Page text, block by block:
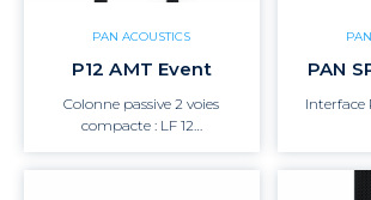
PAN ACOUSTICS
P12 AMT Event
Colonne passive 2 voies
compacte : LF 12…
PAN
Interface